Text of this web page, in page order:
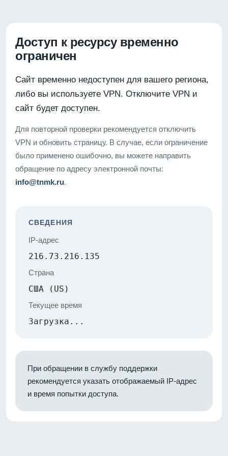
Доступ к ресурсу временно
ограничен
Сайт временно недоступен для вашего региона,
либо вы используете VPN. Отключите VPN и
сайт будет доступен.
Для повторной проверки рекомендуется отключить
VPN и обновить страницу. В случае, если ограничение
было применено ошибочно, вы можете направить
обращение по адресу электронной почты:
info@tnmk.ru.
СВЕДЕНИЯ
IP-адрес
216.73.216.135
Страна
США (US)
Текущее время
Загрузка...
При обращении в службу поддержки
рекомендуется указать отображаемый IP-адрес
и время попытки доступа.